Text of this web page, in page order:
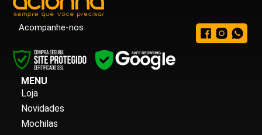
Acompanhe-nos
MENU
Loja
Novidades
Mochilas